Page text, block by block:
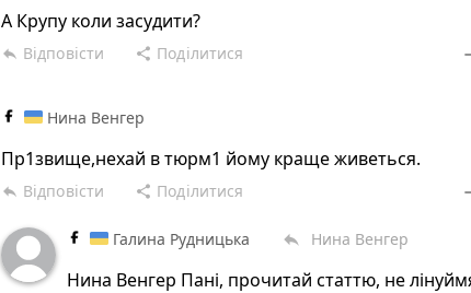
А Крупу коли засудити?
reply Відповісти share Поділитися
Нина Венгер
Пр1звище,нехай в тюрм1 йому краще живеться.
reply Відповісти share Поділитися
Галина Рудницька reply Нина Венгер
Нина Венгер Пані, прочитай статтю, не